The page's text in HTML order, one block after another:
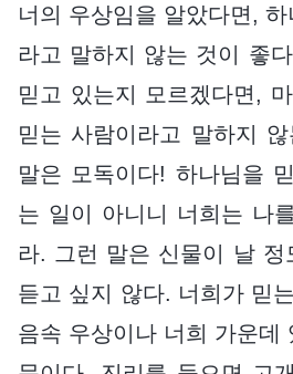
너의 우상임을 알았다면,
라고 말하지 않는 것이 좋
믿고 있는지 모르겠다면,
믿는 사람이라고 말하지
말은 모독이다! 하나님을
는 일이 아니니 너희는 나
라. 그런 말은 신물이 날 정
듣고 싶지 않다. 너희가 믿
음속 우상이나 너희 가운데